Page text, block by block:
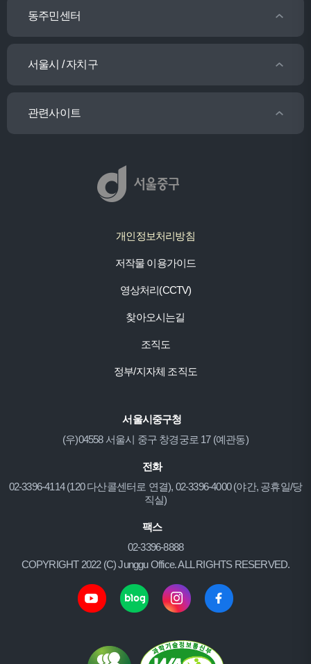
동주민센터
서울시 / 자치구
관련사이트
개인정보처리방침
저작물 이용가이드
영상처리(CCTV)
찾아오시는길
조직도
정부/지자체 조직도
서울시중구청
(우)04558 서울시 중구 창경궁로 17 (예관동)
전화
02-3396-4114 (120 다산콜센터로 연결), 02-3396-4000 (야간, 공휴일/당
직실)
팩스
02-3396-8888
COPYRIGHT 2022 (C) Junggu Office. ALL RIGHTS RESERVED.